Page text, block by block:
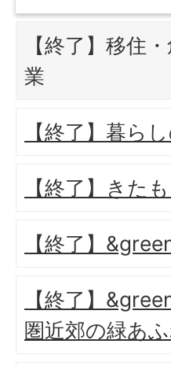
【終了】移住
業
【終了】暮ら
【終了】きた
【終了】
【終了】
圏近郊の緑あ